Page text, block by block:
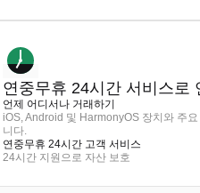
연중무휴 24시간 서비스로
언제 어디서나 거래하기
iOS, Android 및 HarmonyOS 장치와 주
니다.
연중무휴 24시간 고객 서비스
24시간 지원으로 자산 보호